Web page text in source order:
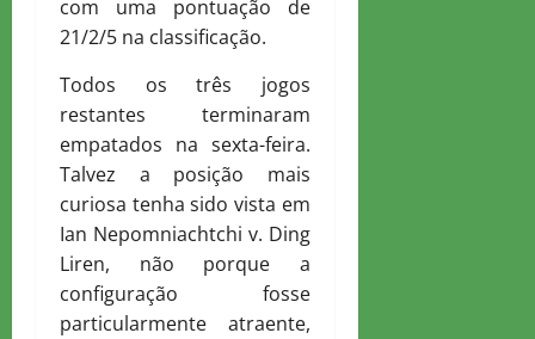
com uma pontuação de
21/2/5 na classificação.
Todos os três jogos
restantes terminaram
empatados na sexta-feira.
Talvez a posição mais
curiosa tenha sido vista em
Ian Nepomniachtchi v. Ding
Liren, não porque a
configuração fosse
particularmente atraente,